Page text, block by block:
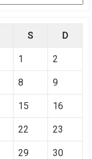
S D
1 2
8 9
15 16
22 23
29 30